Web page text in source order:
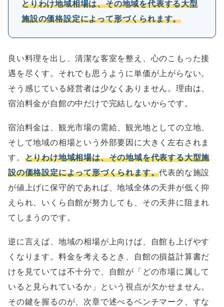
とりわけ地域相場は、その地域を代表する大型
施設の価格設定によって形づくられます。
良い料理を出し、清潔な客室を整え、心のこもった接
遇を尽くす。それでも思うように単価が上がらない。
そう感じている経営者は少なくありません。理由は、
宿泊料金が自館の中だけで完結しないからです。
宿泊料金は、観光市場の需給、観光地としての立地、
そして地域の相場という外部要因に大きく左右されま
す。 とりわけ地域相場は、その地域を代表する大型施
設の価格設定によって形づくられます。代表的な施設
が値上げに保守的であれば、地域全体の天井が低く抑
えられ、いくら自館が努力しても、その天井に阻まれ
てしまうのです。
逆に言えば、地域の相場が上向けば、自館も上げやす
くなります。料金を考えるとき、自館の損益計算書だ
けを見ていては不十分で、自館が「どの市場に属して
いると見られているか」という視点が欠かせません。
その鍵を握るのが、次章で述べるベンチマーク、すな